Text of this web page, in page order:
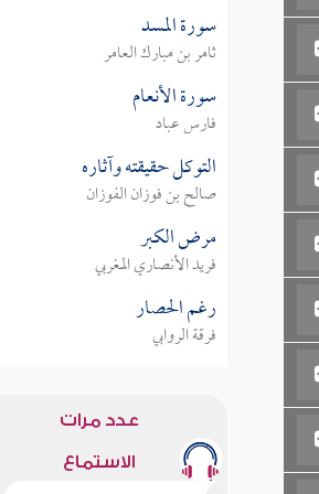
سورة المسد
ثامر بن مبارك العامر
سورة الأنعام
فارس عباد
التوكل حقيقته وآثاره
صالح بن فوزان الفوزان
مرض الكبر
فريد الأنصاري المغربي
رغم الحصار
فرقة الروابي
عدد مرات
الاستماع